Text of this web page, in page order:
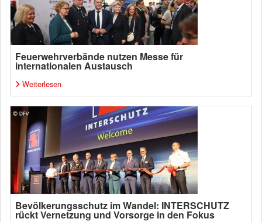
Feuerwehrverbände nutzen Messe für
internationalen Austausch
Weiterlesen
Bevölkerungsschutz im Wandel: INTERSCHUTZ
rückt Vernetzung und Vorsorge in den Fokus